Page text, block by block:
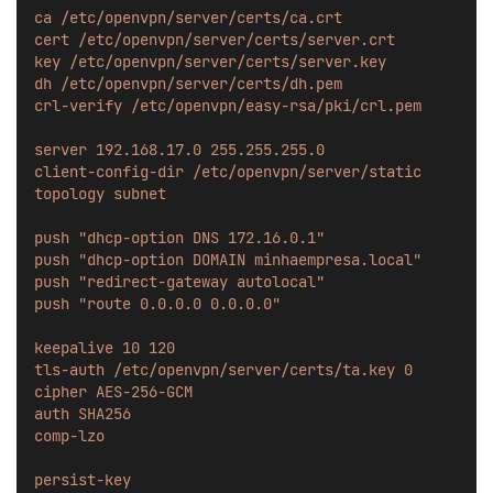
ca /etc/openvpn/server/certs/ca.crt
cert /etc/openvpn/server/certs/server.crt
key /etc/openvpn/server/certs/server.key
dh /etc/openvpn/server/certs/dh.pem
crl-verify /etc/openvpn/easy-rsa/pki/crl.pem
server 192.168.17.0 255.255.255.0
client-config-dir /etc/openvpn/server/static
topology subnet
push "dhcp-option DNS 172.16.0.1"
push "dhcp-option DOMAIN minhaempresa.local"
push "redirect-gateway autolocal"
push "route 0.0.0.0 0.0.0.0"
keepalive 10 120
tls-auth /etc/openvpn/server/certs/ta.key 0
cipher AES-256-GCM
auth SHA256
comp-lzo
persist-key